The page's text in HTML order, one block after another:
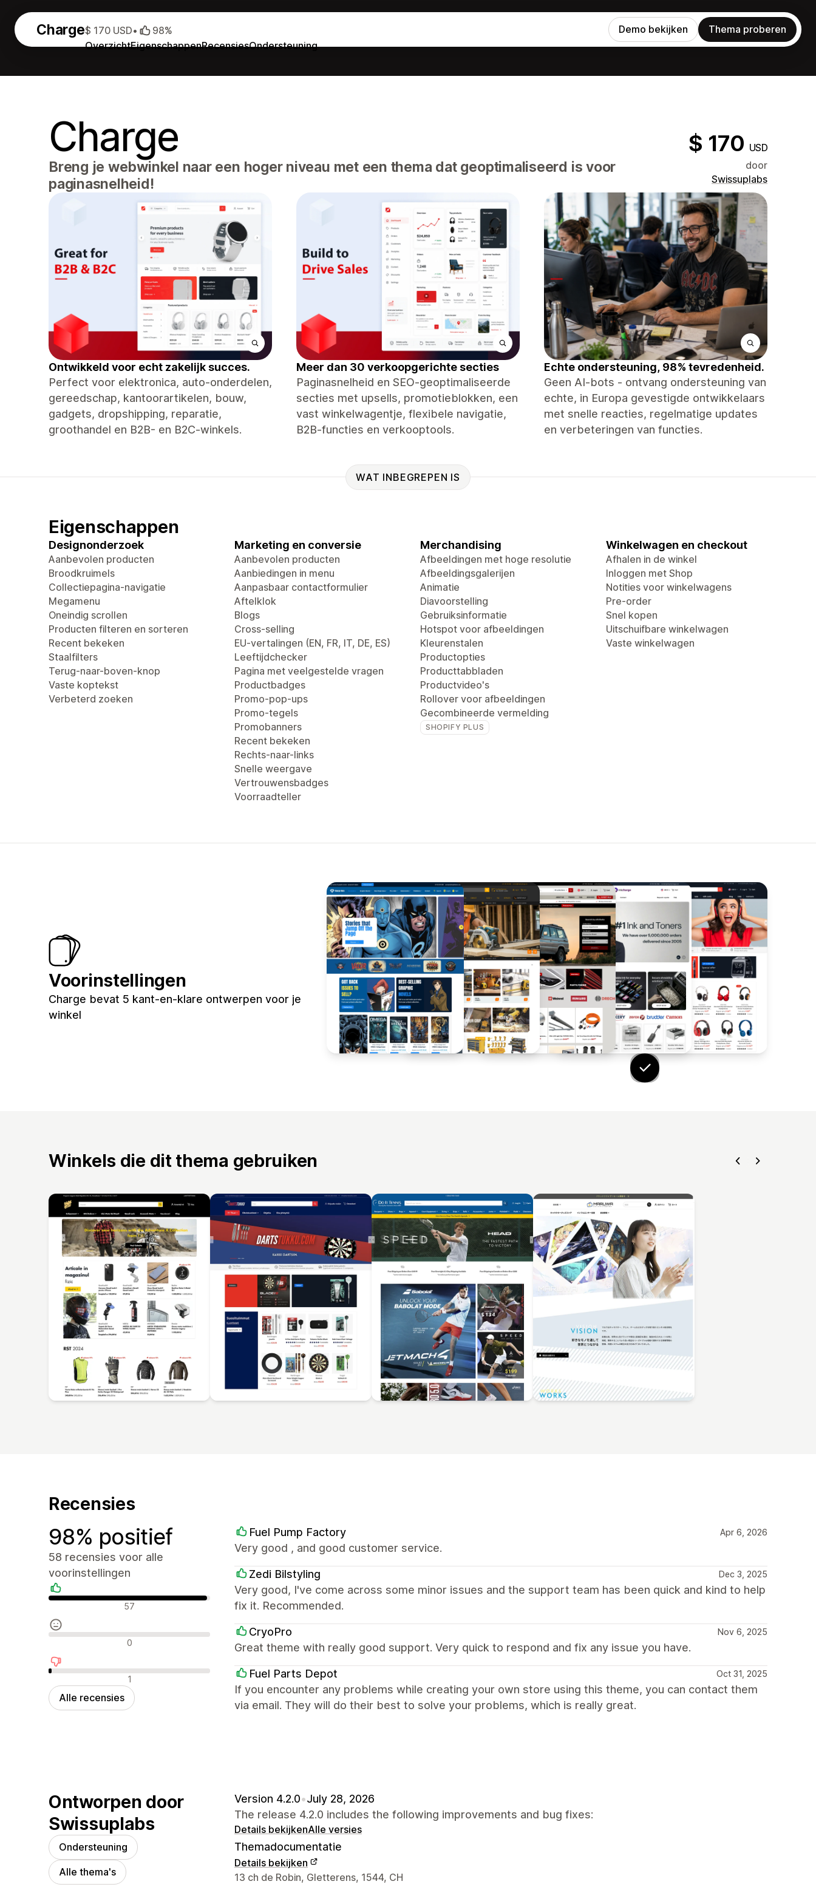
Charge
OverzichtEigenschappenRecensiesOndersteuning
$ 170 USD• 98% Demo bekijken Thema proberen
Charge $ 170 USD
Breng je webwinkel naar een hoger niveau met een thema dat geoptimaliseerd is voor
paginasnelheid!
door
Swissuplabs
Ontwikkeld voor echt zakelijk succes.
Perfect voor elektronica, auto-onderdelen,
gereedschap, kantoorartikelen, bouw,
gadgets, dropshipping, reparatie,
groothandel en B2B- en B2C-winkels.
Meer dan 30 verkoopgerichte secties
Paginasnelheid en SEO-geoptimaliseerde
secties met upsells, promotieblokken, een
vast winkelwagentje, flexibele navigatie,
B2B-functies en verkooptools.
Echte ondersteuning, 98% tevredenheid.
Geen AI-bots - ontvang ondersteuning van
echte, in Europa gevestigde ontwikkelaars
met snelle reacties, regelmatige updates
en verbeteringen van functies.
WAT INBEGREPEN IS
Eigenschappen
Designonderzoek
Aanbevolen producten
Broodkruimels
Collectiepagina-navigatie
Megamenu
Oneindig scrollen
Producten filteren en sorteren
Recent bekeken
Staalfilters
Terug-naar-boven-knop
Vaste koptekst
Verbeterd zoeken
Marketing en conversie
Aanbevolen producten
Aanbiedingen in menu
Aanpasbaar contactformulier
Aftelklok
Blogs
Cross-selling
EU-vertalingen (EN, FR, IT, DE, ES)
Leeftijdchecker
Pagina met veelgestelde vragen
Productbadges
Promo-pop-ups
Promo-tegels
Promobanners
Recent bekeken
Rechts-naar-links
Snelle weergave
Vertrouwensbadges
Voorraadteller
Merchandising
Afbeeldingen met hoge resolutie
Afbeeldingsgalerijen
Animatie
Diavoorstelling
Gebruiksinformatie
Hotspot voor afbeeldingen
Kleurenstalen
Productopties
Producttabbladen
Productvideo's
Rollover voor afbeeldingen
Gecombineerde vermelding
SHOPIFY PLUS
Winkelwagen en checkout
Afhalen in de winkel
Inloggen met Shop
Notities voor winkelwagens
Pre-order
Snel kopen
Uitschuifbare winkelwagen
Vaste winkelwagen
Voorinstellingen
Charge bevat 5 kant-en-klare ontwerpen voor je
winkel
Winkels die dit thema gebruiken
Recensies
98% positief
58 recensies voor alle
voorinstellingen
Positieve recensies
57
Neutrale recensies0
Negatieve recensies
1
Alle recensies
Fuel Pump Factory Apr 6, 2026
Very good , and good customer service.
Zedi Bilstyling Dec 3, 2025
Very good, I've come across some minor issues and the support team has been quick and kind to help
fix it. Recommended.
CryoPro Nov 6, 2025
Great theme with really good support. Very quick to respond and fix any issue you have.
Fuel Parts Depot Oct 31, 2025
If you encounter any problems while creating your own store using this theme, you can contact them
via email. They will do their best to solve your problems, which is really great.
Ontworpen door
Swissuplabs
Ondersteuning
Alle thema's
Version 4.2.0•July 28, 2026
The release 4.2.0 includes the following improvements and bug fixes:
Details bekijkenAlle versies
Themadocumentatie
Details bekijken
Contactgegevens ontwerper
13 ch de Robin, Gletterens, 1544, CH